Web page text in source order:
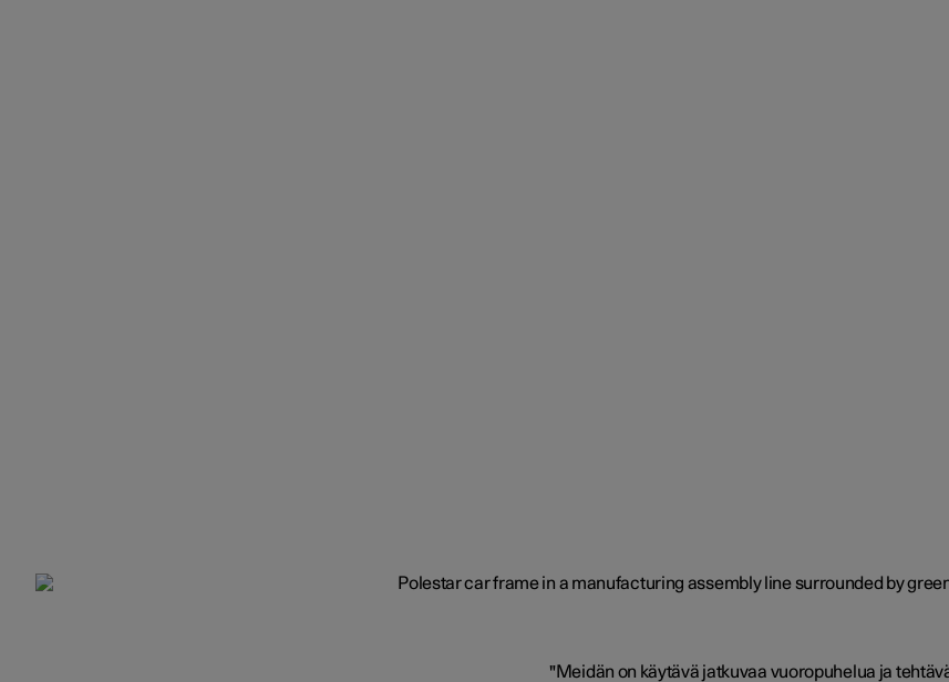
"Meidän on käytävä jatkuvaa vuoropuhelua ja